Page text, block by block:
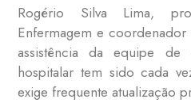
Rogério Silva Lima,
Enfermagem e
assistência da equipe de
hospitalar tem sido cada
exige frequente atualização